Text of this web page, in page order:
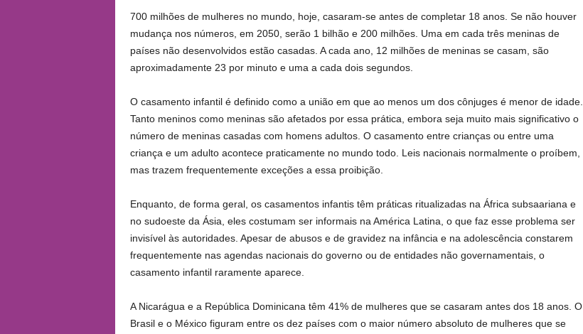
700 milhões de mulheres no mundo, hoje, casaram-se antes de completar 18 anos. Se não houver
mudança nos números, em 2050, serão 1 bilhão e 200 milhões. Uma em cada três meninas de
países não desenvolvidos estão casadas. A cada ano, 12 milhões de meninas se casam, são
aproximadamente 23 por minuto e uma a cada dois segundos.
O casamento infantil é definido como a união em que ao menos um dos cônjuges é menor de idade.
Tanto meninos como meninas são afetados por essa prática, embora seja muito mais significativo o
número de meninas casadas com homens adultos. O casamento entre crianças ou entre uma
criança e um adulto acontece praticamente no mundo todo. Leis nacionais normalmente o proíbem,
mas trazem frequentemente exceções a essa proibição.
Enquanto, de forma geral, os casamentos infantis têm práticas ritualizadas na África subsaariana e
no sudoeste da Ásia, eles costumam ser informais na América Latina, o que faz esse problema ser
invisível às autoridades. Apesar de abusos e de gravidez na infância e na adolescência constarem
frequentemente nas agendas nacionais do governo ou de entidades não governamentais, o
casamento infantil raramente aparece.
A Nicarágua e a República Dominicana têm 41% de mulheres que se casaram antes dos 18 anos. O
Brasil e o México figuram entre os dez países com o maior número absoluto de mulheres que se